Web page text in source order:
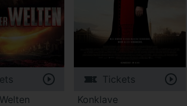
Tickets
Konklave